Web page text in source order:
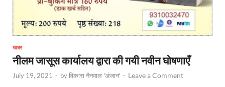
खबर
नीलम जासूस कार्यालय द्वारा की गयी नवीन घोषणाएँ
July 19, 2021 - byविकास नैनवाल 'अंजान' - Leave a Comment